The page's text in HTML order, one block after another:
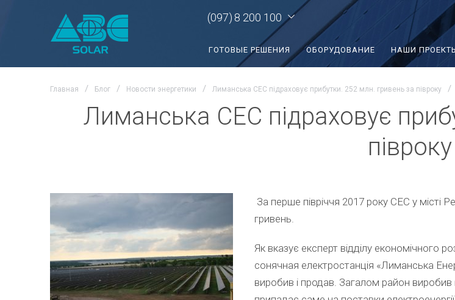
(097) 8 200 100
ГОТОВЫЕ РЕШЕНИЯ ОБОРУДОВАНИЕ НАШИ
Главная Блог Новости энергетики Лиманська СЕС підраховує прибутки. 252 млн. гривень за півроку
Лиманська СЕС підраховує
півроку
За перше півріччя 2017 року СЕС у місті
гривень.
Як вказує експерт відділу економічного
сонячная електростанція «Лиманська
виробив і продав. Загалом район виробив